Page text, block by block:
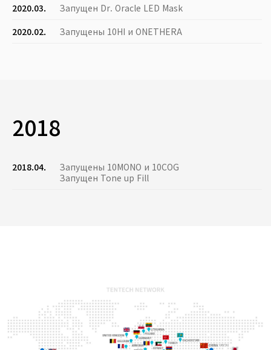
2020.03.
Запущен Dr. Oracle LED Mask
2020.02.
Запущены 10HI и ONETHERA
2018
2018.04.
Запущены 10MONO и 10COG
Запущен Tone up Fill